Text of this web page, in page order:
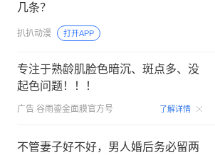
几条？
扒扒动漫 打开APP
专注于熟龄肌脸色暗沉、斑点多、没
起色问题！！！
广告 谷雨鎏金面膜官方号 了解详情
不管妻子好不好，男人婚后务必留两